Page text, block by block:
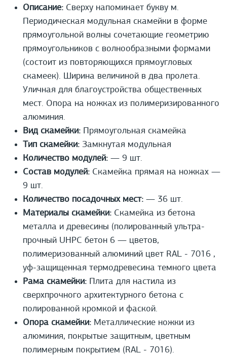
Описание: Сверху напоминает букву м.
Периодическая модульная скамейки в форме
прямоугольной волны сочетающие геометрию
прямоугольников с волнообразными формами
(состоит из повторяющихся прямоугловых
скамеек). Ширина величиной в два пролета.
Уличная для благоустройства общественных
мест. Опора на ножках из полимеризированного
алюминия.
Вид скамейки: Прямоугольная скамейка
Тип скамейки: Замкнутая модульная
Количество модулей: — 9 шт.
Состав модулей: Скамейка прямая на ножках —
9 шт.
Количество посадочных мест: — 36 шт.
Материалы скамейки: Скамейка из бетона
металла и древесины (полированный ультра-
прочный UHPС бетон 6 — цветов,
полимеризованный алюминий цвет RAL - 7016 ,
уф-защищенная термодревесина темного цвета
Рама скамейки: Плита для настила из
сверхпрочного архитектурного бетона с
полированной кромкой и фаской.
Опора скамейки: Металлические ножки из
алюминия, покрытые защитным, цветным
полимерным покрытием (RAL - 7016).